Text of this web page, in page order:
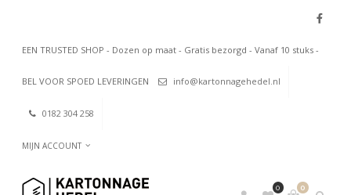
EEN TRUSTED SHOP - Dozen op maat - Gratis bezorgd - Vanaf 10 stuks -
BEL VOOR SPOED LEVERINGEN info@kartonnagehedel.nl
0182 304 258
MIJN ACCOUNT
0
0